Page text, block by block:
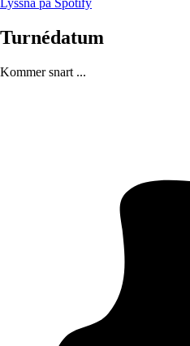
Lyssna på Spotify
Turnédatum
Kommer snart ...